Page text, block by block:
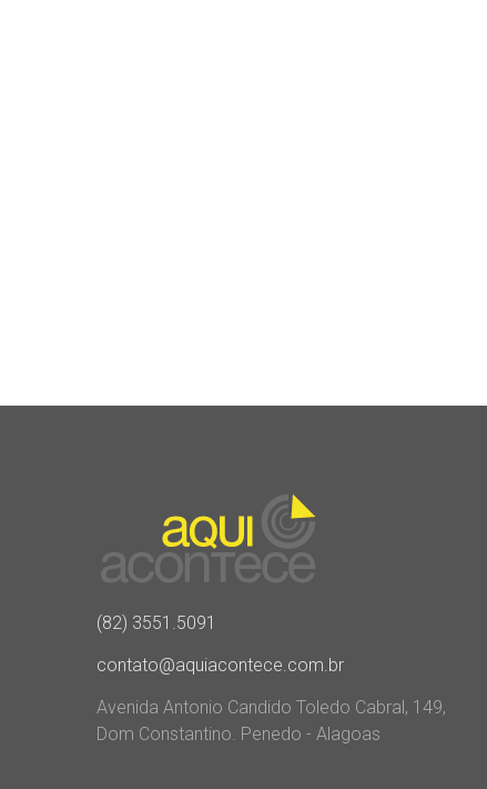
(82) 3551.5091
contato@aquiacontece.com.br
Avenida Antonio Candido Toledo Cabral, 149,
Dom Constantino. Penedo - Alagoas